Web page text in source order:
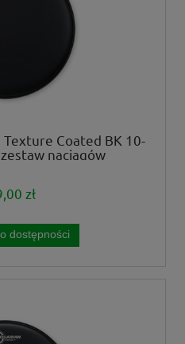
Coated BK 10-
naciągów
zł
dostępności